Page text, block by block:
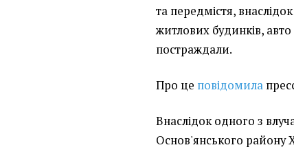
та передмістя,
житлових будинків,
постраждали.
Про це повідомила
Внаслідок одного з
Основ'янського району